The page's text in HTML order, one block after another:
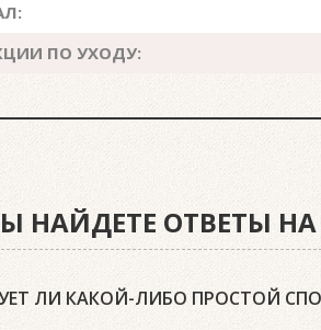
ПО УХОДУ:
НАЙДЕТЕ ОТВЕТЫ
ЛИ КАКОЙ-ЛИБО ПРОСТОЙ